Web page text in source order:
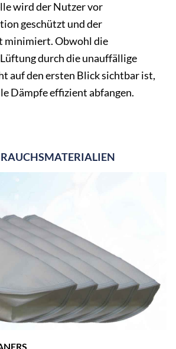
wird der Nutzer vor
geschützt und der
minimiert. Obwohl die
durch die unauffällige
auf den ersten Blick sichtbar ist,
Dämpfe effizient abfangen.